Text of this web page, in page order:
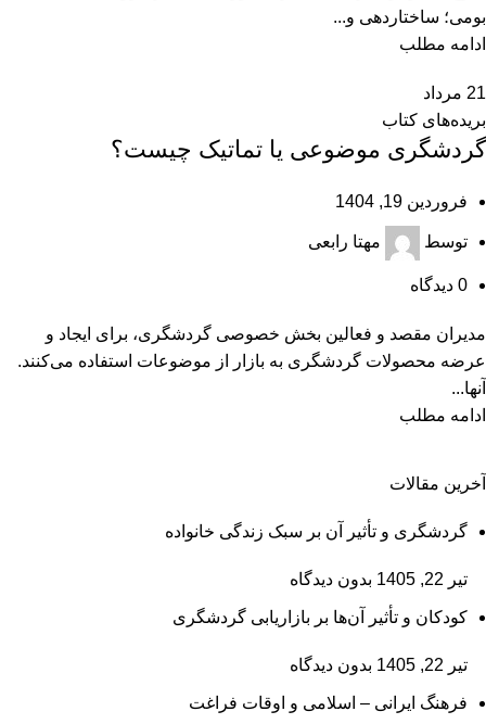
بومی؛ ساختاردهی و...
ادامه مطلب
21 مرداد
بریده‌های کتاب
گردشگری موضوعی یا تماتیک چیست؟
فروردین 19, 1404
توسط مهتا رابعی
0 دیدگاه
مدیران مقصد و فعالین بخش خصوصی گردشگری، برای ایجاد و
عرضه محصولات گردشگری به بازار از موضوعات استفاده می‌کنند.
آنها...
ادامه مطلب
آخرین مقالات
گردشگری و تأثیر آن بر سبک زندگی خانواده
تیر 22, 1405 بدون دیدگاه
کودکان و تأثیر آن‌ها بر بازاریابی گردشگری
تیر 22, 1405 بدون دیدگاه
فرهنگ ایرانی – اسلامی و اوقات فراغت